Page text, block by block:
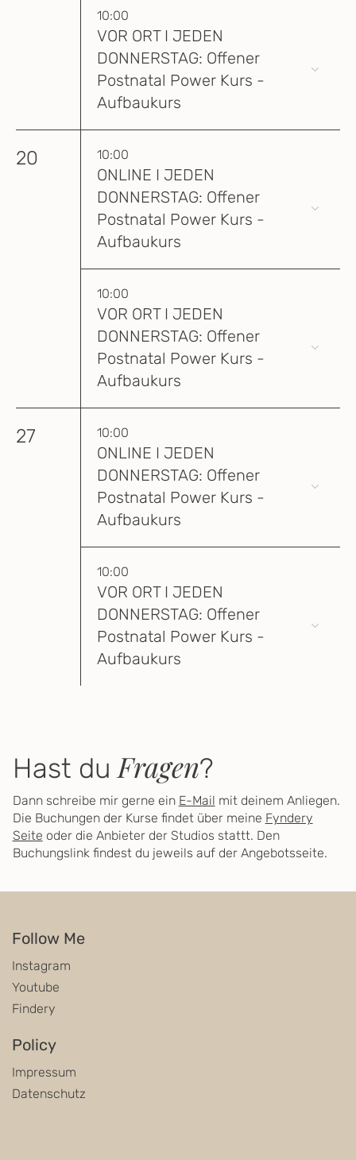
10:00
VOR ORT I JEDEN
DONNERSTAG: Offener
Postnatal Power Kurs -
Aufbaukurs
20 10:00
ONLINE I JEDEN
DONNERSTAG: Offener
Postnatal Power Kurs -
Aufbaukurs
10:00
VOR ORT I JEDEN
DONNERSTAG: Offener
Postnatal Power Kurs -
Aufbaukurs
27 10:00
ONLINE I JEDEN
DONNERSTAG: Offener
Postnatal Power Kurs -
Aufbaukurs
10:00
VOR ORT I JEDEN
DONNERSTAG: Offener
Postnatal Power Kurs -
Aufbaukurs
Hast duFragen?
Dann schreibe mir gerne ein E-Mail mit deinem Anliegen.
Die Buchungen der Kurse findet über meine Fyndery
Seite oder die Anbieter der Studios stattt. Den
Buchungslink findest du jeweils auf der Angebotsseite.
Follow Me
Instagram
Youtube
Findery
Policy
Impressum
Datenschutz